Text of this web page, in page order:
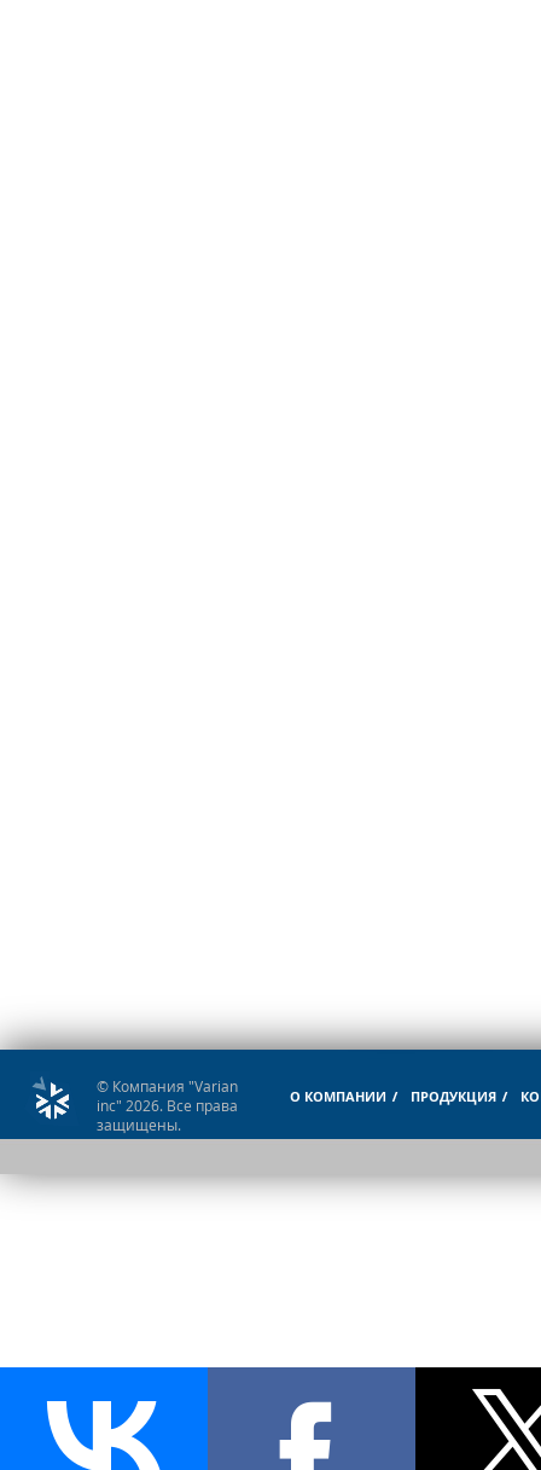
© Компания "Varian
inc" 2026. Все права
защищены.
О КОМПАНИИ ПРОДУКЦИЯ